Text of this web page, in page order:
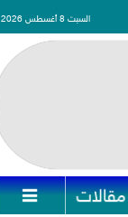
السبت 8 أغسطس 2026
مقالات 